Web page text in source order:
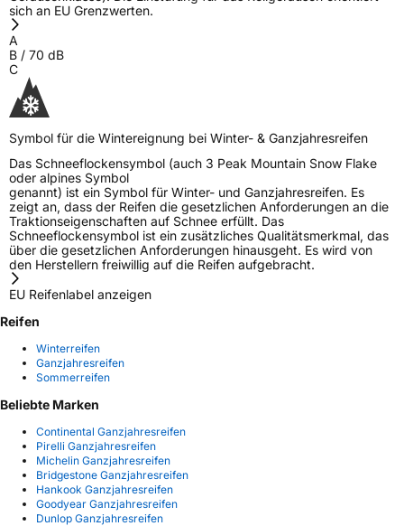
sich an EU Grenzwerten.
A
B / 70 dB
C
Symbol für die Wintereignung bei Winter- & Ganzjahresreifen
Das Schneeflockensymbol (auch 3 Peak Mountain Snow Flake
oder alpines Symbol
genannt) ist ein Symbol für Winter- und Ganzjahresreifen. Es
zeigt an, dass der Reifen die gesetzlichen Anforderungen an die
Traktionseigenschaften auf Schnee erfüllt. Das
Schneeflockensymbol ist ein zusätzliches Qualitätsmerkmal, das
über die gesetzlichen Anforderungen hinausgeht. Es wird von
den Herstellern freiwillig auf die Reifen aufgebracht.
EU Reifenlabel anzeigen
Reifen
Winterreifen
Ganzjahresreifen
Sommerreifen
Beliebte Marken
Continental Ganzjahresreifen
Pirelli Ganzjahresreifen
Michelin Ganzjahresreifen
Bridgestone Ganzjahresreifen
Hankook Ganzjahresreifen
Goodyear Ganzjahresreifen
Dunlop Ganzjahresreifen